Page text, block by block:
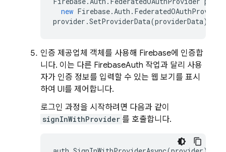
new Firebase.Auth . FederatedOAuthProvider
provider .SetProviderData(providerData);
인증 제공업체 객체를 사용해 Firebase에 인증합
니다. 이는 다른 FirebaseAuth 작업과 달리 사용
자가 인증 정보를 입력할 수 있는 웹 보기를 표시
하여 UI를 제어합니다.
로그인 과정을 시작하려면 다음과 같이
signInWithProvider 를 호출합니다.